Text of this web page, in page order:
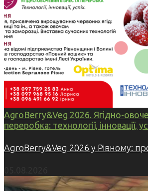
AgroBerry&Veg 2026. Ягідно-
переробка: технології, інновації,
AgroBerry&Veg 2026 у Рівному: